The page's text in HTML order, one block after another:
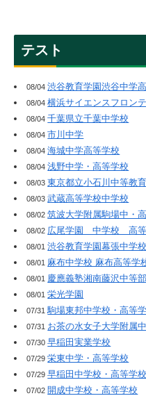
テスト
08/04渋谷教育学園渋谷中学
08/04横浜サイエンスフロン
08/04千葉県立千葉中学校
08/04市川中学
08/04海城中学高等学校
08/04浅野中学・高等学校
08/03東京都立小石川中等教
08/03武蔵高等学校中学校
08/02筑波大学附属駒場中・
08/02 広尾学園 中学校 高等
08/01渋谷教育学園幕張中学校
08/01 麻布中学校 麻布高等学
08/01 慶應義塾湘南藤沢中等
08/01栄光学園
07/31駒場東邦中学校・高等
07/31 お茶の水女子大学附属
07/30早稲田実業学校
07/29栄東中学・高等学校
07/29早稲田中学校・高等学校
07/02 開成中学校・高等学校